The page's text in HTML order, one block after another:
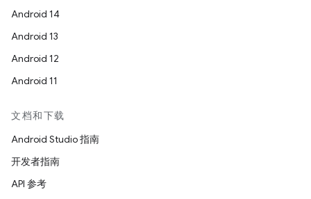
Android 14
Android 13
Android 12
Android 11
文档和下载
Android Studio 指南
开发者指南
API 参考